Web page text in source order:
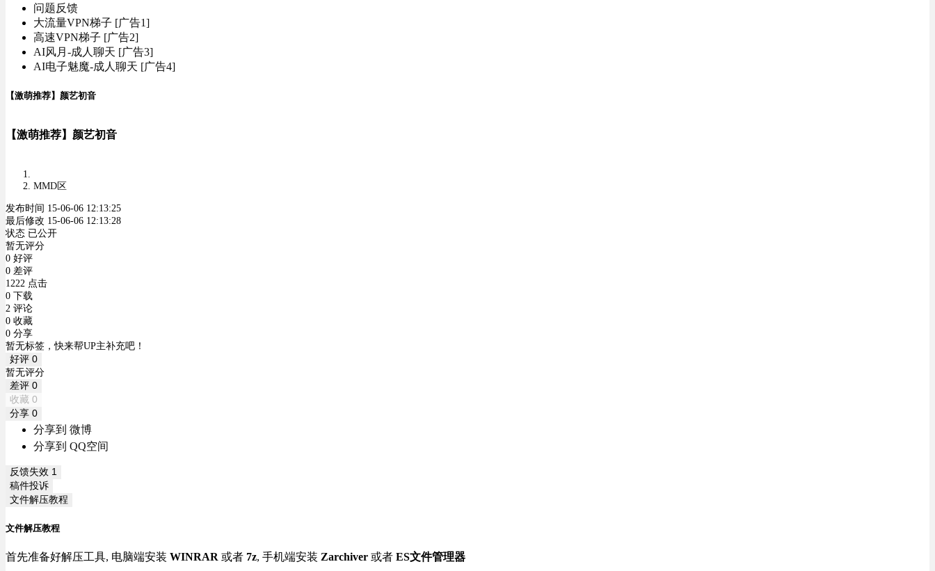
问题反馈
大流量VPN梯子 [广告1]
高速VPN梯子 [广告2]
AI风月-成人聊天 [广告3]
AI电子魅魔-成人聊天 [广告4]
【激萌推荐】颜艺初音
【激萌推荐】颜艺初音
MMD区
发布时间 15-06-06 12:13:25
最后修改 15-06-06 12:13:28
状态 已公开
暂无评分
0 好评
0 差评
1222 点击
0 下载
2 评论
0 收藏
0 分享
暂无标签，快来帮UP主补充吧！
好评 0
暂无评分
差评 0
收藏 0
分享 0
分享到 微博
分享到 QQ空间
反馈失效 1
稿件投诉
文件解压教程
文件解压教程
首先准备好解压工具, 电脑端安装 WINRAR 或者 7z, 手机端安装 Zarchiver 或者 ES文件管理器